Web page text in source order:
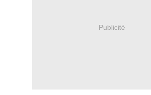
Publicité